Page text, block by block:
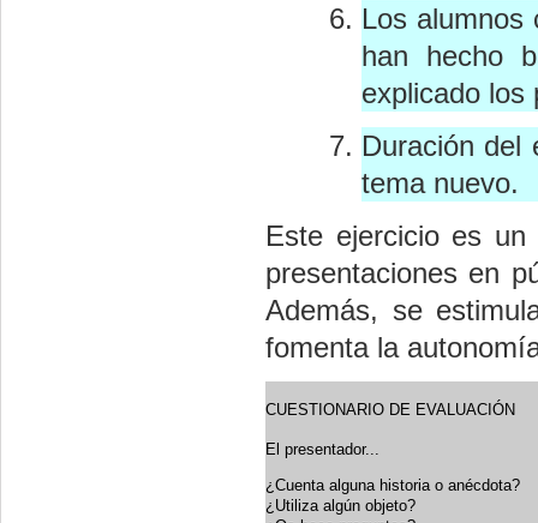
Los alumnos
han hecho
explicado los
Duración del
tema nuevo.
Este ejercicio es
presentaciones en
Además, se
fomenta la
CUESTIONARIO DE EVALUACIÓN
El presentador...
¿Cuenta alguna historia o anécdota?
¿Utiliza algún objeto?